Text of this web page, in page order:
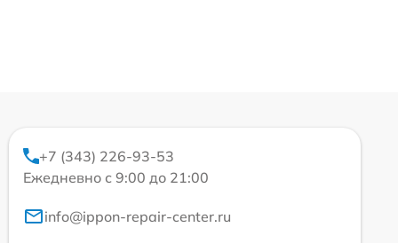
+7 (343) 226-93-53
Ежедневно с 9:00 до 21:00
info@ippon-repair-center.ru